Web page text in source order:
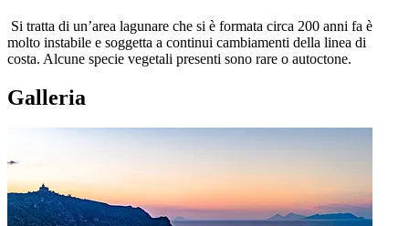
Si tratta di un’area lagunare che si è formata circa 200 anni fa è
molto instabile e soggetta a continui cambiamenti della linea di
costa. Alcune specie vegetali presenti sono rare o autoctone.
Galleria